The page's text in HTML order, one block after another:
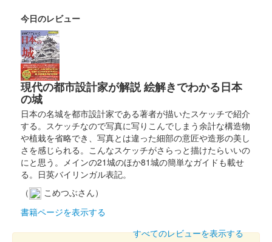
販売された。
丸岡城 御城印
販売終了
2024年12月21、22日に開催されたお城EXPO 2024の丸岡城 ー
丸岡藩誕生400年記念ーブースにて販売された御城印。22日のみ
販売された。
丸岡城 御城印 お城EXPO 2024限定版 梅ver.
販売終了
2024年12月21、22日に開催されたお城EXPO 2024の丸岡城 ー
販売された。
今日のレビュー
現代の都市設計家が解説 絵解きでわかる日本
の城
日本の名城を都市設計家である著者が描いたスケッチで紹介
する。スケッチなので写真に写りこんでしまう余計な構造物
や植栽を省略でき、写真とは違った細部の意匠や造形の美し
さを感じられる。こんなスケッチがさらっと描けたらいいの
にと思う。メインの21城のほか81城の簡単なガイドも載せ
る。日英バイリンガル表記。
（
こめつぶさん）
書籍ページを表示する
すべてのレビューを表示する